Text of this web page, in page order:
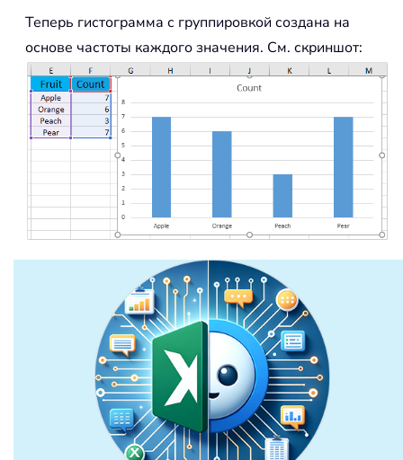
Теперь гистограмма с группировкой создана на
основе частоты каждого значения. См. скриншот: